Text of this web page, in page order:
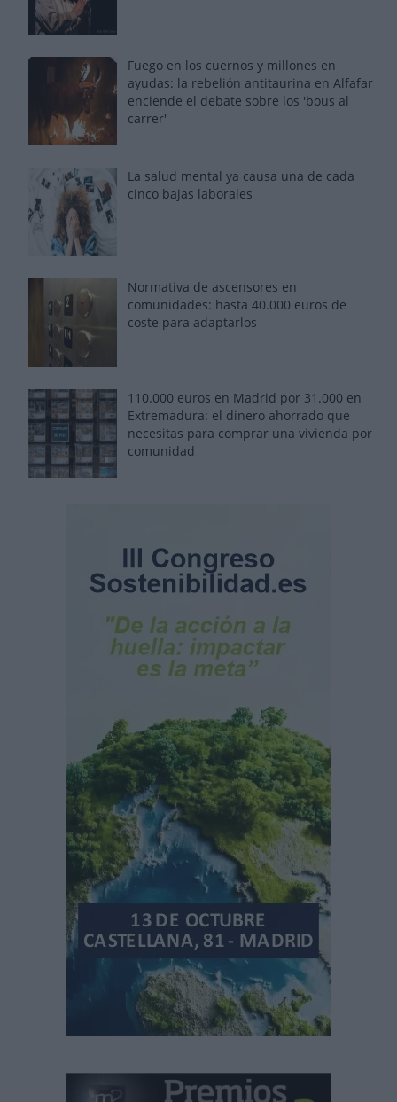
Fuego en los cuernos y millones en
ayudas: la rebelión antitaurina en Alfafar
enciende el debate sobre los 'bous al
carrer'
La salud mental ya causa una de cada
cinco bajas laborales
Normativa de ascensores en
comunidades: hasta 40.000 euros de
coste para adaptarlos
110.000 euros en Madrid por 31.000 en
Extremadura: el dinero ahorrado que
necesitas para comprar una vivienda por
comunidad